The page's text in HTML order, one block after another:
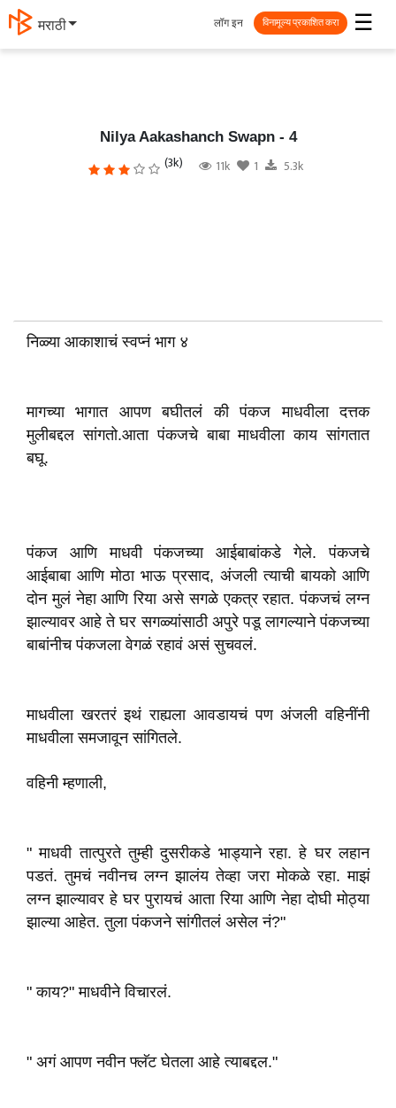
தமிழ் ☰
लॉग इन विनामूल्य प्रकाशित करा
Nilya Aakashanch Swapn - 4
(3k) 11k 1 5.3k
निळ्या आकाशाचं स्वप्नं भाग ४
मागच्या भागात आपण बघीतलं की पंकज माधवीला दत्तक
मुलीबद्दल सांगतो.आता पंकजचे बाबा माधवीला काय सांगतात
बघू.
पंकज आणि माधवी पंकजच्या आईबाबांकडे गेले. पंकजचे
आईबाबा आणि मोठा भाऊ प्रसाद, अंजली त्याची बायको आणि
दोन मुलं नेहा आणि रिया असे सगळे एकत्र रहात. पंकजचं लग्न
झाल्यावर आहे ते घर सगळ्यांसाठी अपुरे पडू लागल्याने पंकजच्या
बाबांनीच पंकजला वेगळं रहावं असं सुचवलं.
माधवीला खरतरं इथं राह्यला आवडायचं पण अंजली वहिनींनी
माधवीला समजावून सांगितले.
वहिनी म्हणाली,
" माधवी तात्पुरते तुम्ही दुसरीकडे भाड्याने रहा. हे घर लहान
पडतं. तुमचं नवीनच लग्न झालंय तेव्हा जरा मोकळे रहा. माझं
लग्न झाल्यावर हे घर पुरायचं आता रिया आणि नेहा दोघी मोठ्या
झाल्या आहेत. तुला पंकजने सांगीतलं असेल नं?"
" काय?" माधवीने विचारलं.
" अगं आपण नवीन फ्लॅट घेतला आहे त्याबद्दल."